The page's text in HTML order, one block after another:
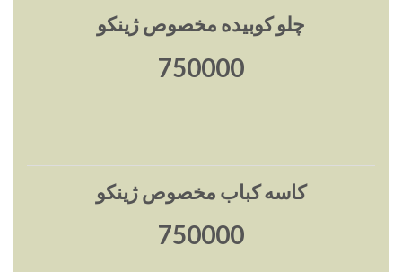
چلو کوبیده مخصوص ژینکو
750000
کاسه کباب مخصوص ژینکو
750000